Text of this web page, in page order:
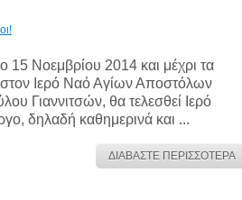
15 Νοεμβρίου 2014 και μέχρι τα
στον Ιερό Ναό Αγίων Αποστόλων
Γιαννιτσών, θα τελεσθεί Ιερό
δηλαδή καθημερινά και ...
ΔΙΑΒΑΣΤΕ ΠΕΡΙΣΣΟΤΕΡΑ